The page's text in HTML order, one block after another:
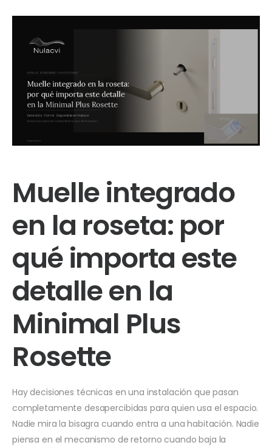
Muelle integrado
en la roseta: por
qué importa este
detalle en la
Minimal Plus
Rosette
Hay decisiones técnicas en una instalación que pasan
completamente desapercibidas para quien usa el espacio.
Nadie mira la bisagra cuando entra a una habitación. Nadie
piensa en el mecanismo de retorno cuando baja la